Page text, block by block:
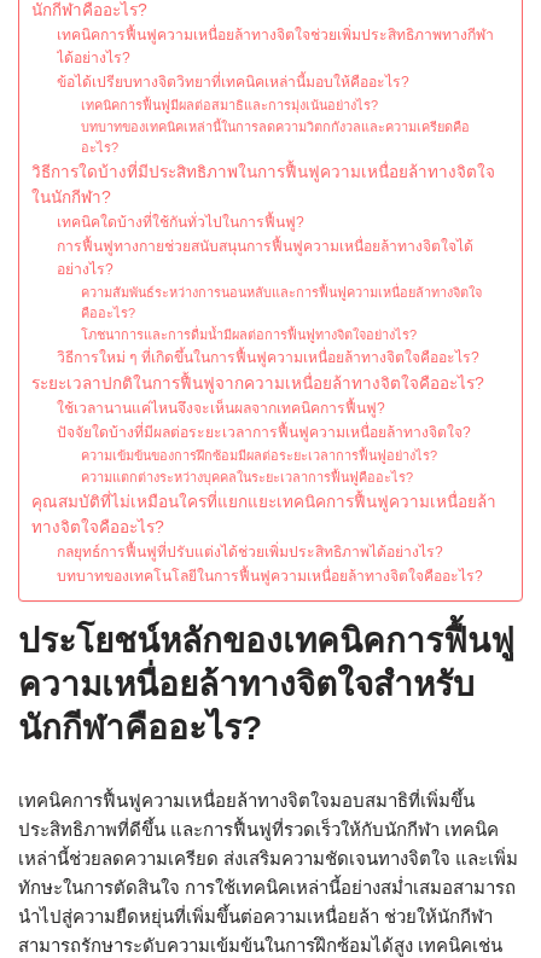
นักกีฬาคืออะไร?
เทคนิคการฟื้นฟูความเหนื่อยล้าทางจิตใจช่วยเพิ่มประสิทธิภาพทางกีฬา
ได้อย่างไร?
ข้อได้เปรียบทางจิตวิทยาที่เทคนิคเหล่านี้มอบให้คืออะไร?
เทคนิคการฟื้นฟูมีผลต่อสมาธิและการมุ่งเน้นอย่างไร?
บทบาทของเทคนิคเหล่านี้ในการลดความวิตกกังวลและความเครียดคือ
อะไร?
วิธีการใดบ้างที่มีประสิทธิภาพในการฟื้นฟูความเหนื่อยล้าทางจิตใจ
ในนักกีฬา?
เทคนิคใดบ้างที่ใช้กันทั่วไปในการฟื้นฟู?
การฟื้นฟูทางกายช่วยสนับสนุนการฟื้นฟูความเหนื่อยล้าทางจิตใจได้
อย่างไร?
ความสัมพันธ์ระหว่างการนอนหลับและการฟื้นฟูความเหนื่อยล้าทางจิตใจ
คืออะไร?
โภชนาการและการดื่มน้ำมีผลต่อการฟื้นฟูทางจิตใจอย่างไร?
วิธีการใหม่ ๆ ที่เกิดขึ้นในการฟื้นฟูความเหนื่อยล้าทางจิตใจคืออะไร?
ระยะเวลาปกติในการฟื้นฟูจากความเหนื่อยล้าทางจิตใจคืออะไร?
ใช้เวลานานแค่ไหนจึงจะเห็นผลจากเทคนิคการฟื้นฟู?
ปัจจัยใดบ้างที่มีผลต่อระยะเวลาการฟื้นฟูความเหนื่อยล้าทางจิตใจ?
ความเข้มข้นของการฝึกซ้อมมีผลต่อระยะเวลาการฟื้นฟูอย่างไร?
ความแตกต่างระหว่างบุคคลในระยะเวลาการฟื้นฟูคืออะไร?
คุณสมบัติที่ไม่เหมือนใครที่แยกแยะเทคนิคการฟื้นฟูความเหนื่อยล้า
ทางจิตใจคืออะไร?
กลยุทธ์การฟื้นฟูที่ปรับแต่งได้ช่วยเพิ่มประสิทธิภาพได้อย่างไร?
บทบาทของเทคโนโลยีในการฟื้นฟูความเหนื่อยล้าทางจิตใจคืออะไร?
ประโยชน์หลักของเทคนิคการฟื้นฟู
ความเหนื่อยล้าทางจิตใจสำหรับ
นักกีฬาคืออะไร?
เทคนิคการฟื้นฟูความเหนื่อยล้าทางจิตใจมอบสมาธิที่เพิ่มขึ้น
ประสิทธิภาพที่ดีขึ้น และการฟื้นฟูที่รวดเร็วให้กับนักกีฬา เทคนิค
เหล่านี้ช่วยลดความเครียด ส่งเสริมความชัดเจนทางจิตใจ และเพิ่ม
ทักษะในการตัดสินใจ การใช้เทคนิคเหล่านี้อย่างสม่ำเสมอสามารถ
นำไปสู่ความยืดหยุ่นที่เพิ่มขึ้นต่อความเหนื่อยล้า ช่วยให้นักกีฬา
สามารถรักษาระดับความเข้มข้นในการฝึกซ้อมได้สูง เทคนิคเช่น